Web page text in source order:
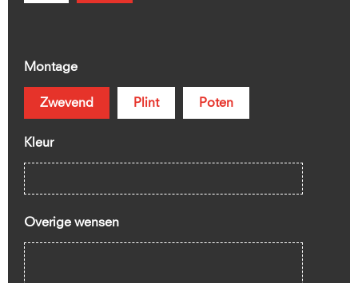
Montage
Zwevend Plint Poten
Kleur
Overige wensen